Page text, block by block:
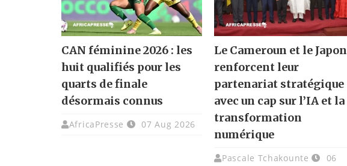
CAN féminine 2026 : les
huit qualifiés pour les
quarts de finale
désormais connus
AfricaPresse 07 Aug 2026
Le Cameroun et le Japon
renforcent leur
partenariat stratégique
avec un cap sur l’IA et la
transformation
numérique
Pascale Tchakounte
06